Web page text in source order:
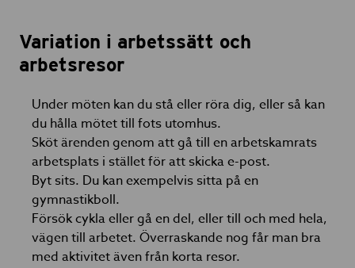
Variation i arbetssätt och
arbetsresor
Under möten kan du stå eller röra dig, eller så kan
du hålla mötet till fots utomhus.
Sköt ärenden genom att gå till en arbetskamrats
arbetsplats i stället för att skicka e-post.
Byt sits. Du kan exempelvis sitta på en
gymnastikboll.
Försök cykla eller gå en del, eller till och med hela,
vägen till arbetet. Överraskande nog får man bra
med aktivitet även från korta resor.